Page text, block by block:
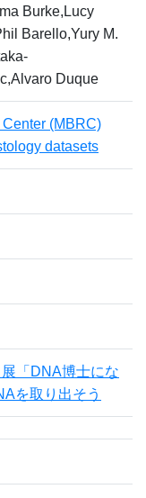
Burke,Lucy
Barello,Yury M.
Duque
(MBRC)
datasets
「DNA博士にな
を取り出そう